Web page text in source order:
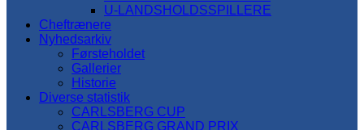
U-LANDSHOLDSSPILLERE
Cheftrænere
Nyhedsarkiv
Førsteholdet
Gallerier
Historie
Diverse statistik
CARLSBERG CUP
CARLSBERG GRAND PRIX